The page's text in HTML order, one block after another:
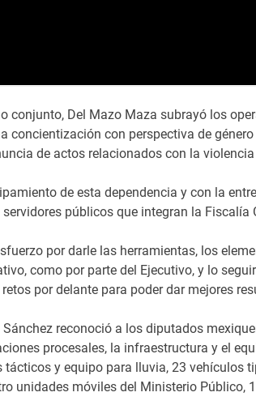
conjunto, Del Mazo Maza subrayó los
concientización con perspectiva de
de actos relacionados con la violencia
de esta dependencia y con la
públicos que integran la Fiscalía
por darle las herramientas, los
como por parte del Ejecutivo, y lo
por delante para poder dar mejores
reconoció a los diputados
procesales, la infraestructura y el
y equipo para lluvia, 23 vehículos
unidades móviles del Ministerio Público,